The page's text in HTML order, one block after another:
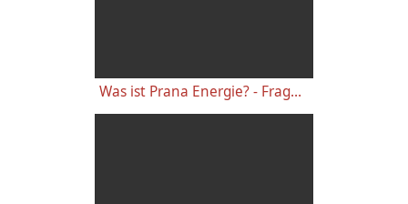
Was ist Prana Energie? - Frage an Sukadev